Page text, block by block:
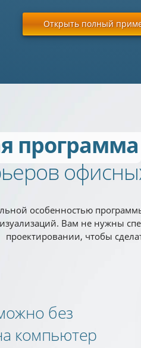
Открыть полный
программа
особенностью
Вам не нужны
проектировании, чтобы
без
компьютер